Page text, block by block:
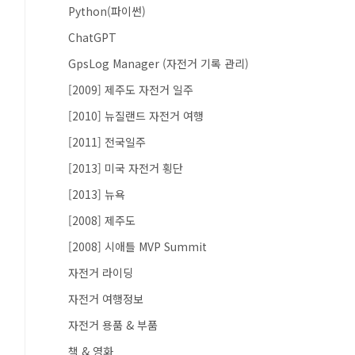
Python(파이썬)
ChatGPT
GpsLog Manager (자전거 기록 관리)
[2009] 제주도 자전거 일주
[2010] 뉴질랜드 자전거 여행
[2011] 전국일주
[2013] 미국 자전거 횡단
[2013] 뉴욕
[2008] 제주도
[2008] 시애틀 MVP Summit
자전거 라이딩
자전거 여행정보
자전거 용품 & 부품
책 & 영화